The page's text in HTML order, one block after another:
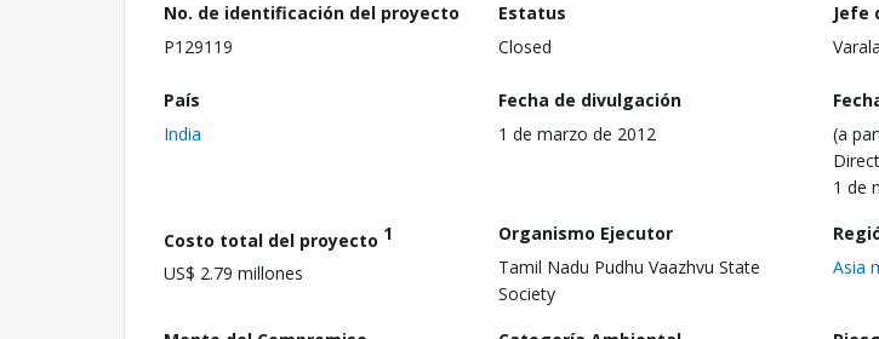
No. de identificación del proyecto
P129119
Estatus
Closed
Jefe
País
India
Fecha de divulgación
1 de marzo de 2012
(a
1 de
Costo total del proyecto 1
US$ 2.79 millones
Organismo Ejecutor
Tamil Nadu Pudhu Vaazhvu State
Society
Asia